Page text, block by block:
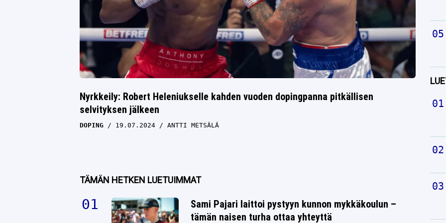
Nyrkkeily: Robert Heleniukselle kahden vuoden dopingpanna pitkällisen
selvityksen jälkeen
DOPING 19.07.2024 ANTTI METSÄLÄ
TÄMÄN HETKEN LUETUIMMAT
Sami Pajari laittoi pystyyn kunnon mykkäkoulun –
tämän naisen turha ottaa yhteyttä